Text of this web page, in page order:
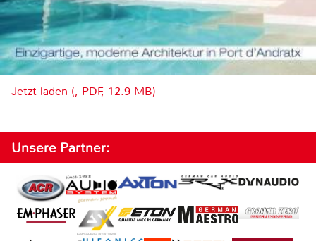
Jetzt laden (, PDF, 12.9 MB)
Unsere Partner: